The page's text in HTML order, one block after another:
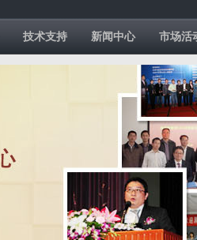
技术支持 新闻中心 市场活